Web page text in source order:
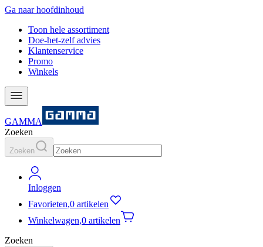
Ga naar hoofdinhoud
Toon hele assortiment
Doe-het-zelf advies
Klantenservice
Promo
Winkels
GAMMA
Zoeken
Zoeken
Inloggen
Favorieten,0 artikelen
Winkelwagen,0 artikelen
Zoeken